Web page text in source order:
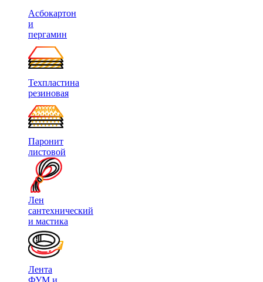
Асбокартон
и
пергамин
Техпластина
резиновая
Паронит
листовой
Лен
сантехнический
и мастика
Лента
ФУМ и